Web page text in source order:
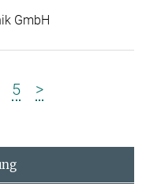
GmbH
5 >